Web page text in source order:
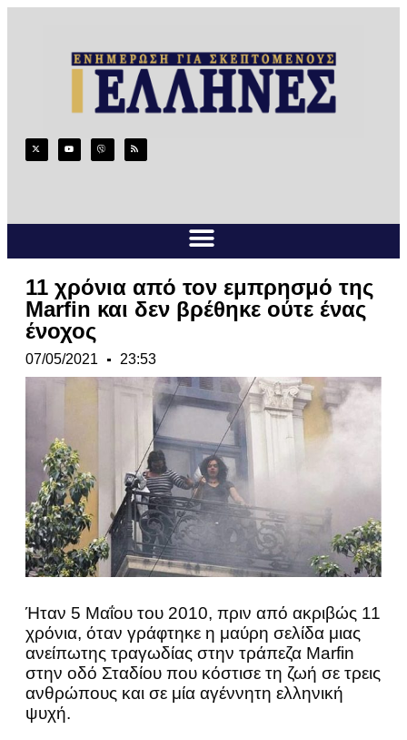
11 χρόνια από τον εμπρησμό της
Marfin και δεν βρέθηκε ούτε ένας
ένοχος
07/05/2021 23:53
Ήταν 5 Μαΐου του 2010, πριν από ακριβώς 11
χρόνια, όταν γράφτηκε η μαύρη σελίδα μιας
ανείπωτης τραγωδίας στην τράπεζα Marfin
στην οδό Σταδίου που κόστισε τη ζωή σε τρεις
ανθρώπους και σε μία αγέννητη ελληνική
ψυχή.